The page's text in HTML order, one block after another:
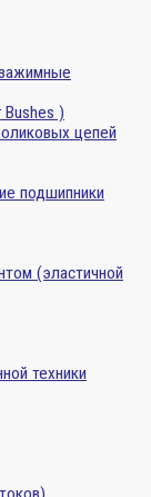
Bushes )
цепей
подшипники
(эластичной
техники